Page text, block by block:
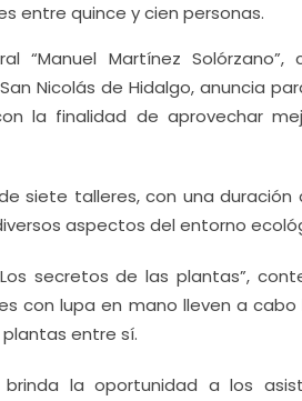
entre quince y cien personas.
“Manuel Martínez
Nicolás de Hidalgo, anuncia
la finalidad de aprovechar
siete talleres, con una
aspectos del entorno
secretos de las plantas”,
con lupa en mano lleven a
entre sí.
brinda la oportunidad a los